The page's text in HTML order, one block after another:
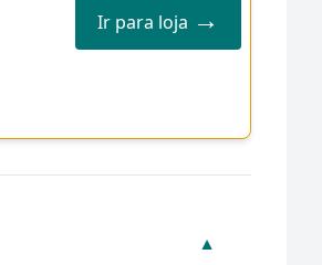
Ir para loja →
▼